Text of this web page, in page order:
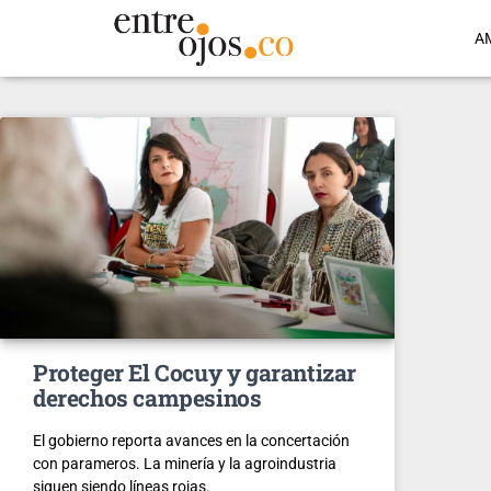
Proteger El Cocuy y garantizar
derechos campesinos
El gobierno reporta avances en la concertación
con parameros. La minería y la agroindustria
siguen siendo líneas rojas.